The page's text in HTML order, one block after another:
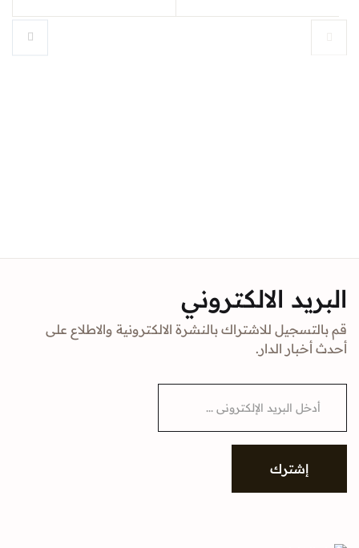
البريد الالكتروني
قم بالتسجيل للاشتراك بالنشرة الالكترونية والاطلاع على
أحدث أخبار الدار.
i
إشترك